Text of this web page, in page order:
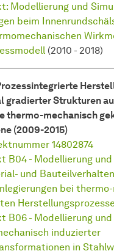
Modellierung und
beim
(2010 - 2018)
gradierter Strukturen
thermo-mechanisch
(2009-2015)
14802874
B04 - Modellierung
und
bei
B06 - Modellierung
induzierter
in